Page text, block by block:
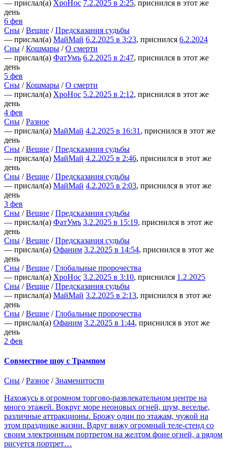
— прислал(а) ХроНос 7.2.2025 в 2:25, приснился в этот же
день
6 фев
Сны /Вещие /Предсказания судьбы
— прислал(а) МайМай 6.2.2025 в 3:23, приснился 6.2.2024
Сны /Кошмары /О смерти
— прислал(а) ФатУмъ 6.2.2025 в 2:47, приснился в этот же
день
5 фев
Сны /Кошмары /О смерти
— прислал(а) ХроНос 5.2.2025 в 2:12, приснился в этот же
день
4 фев
Сны /Разное
— прислал(а) МайМай 4.2.2025 в 16:31 , приснился в этот же
день
Сны /Вещие /Предсказания судьбы
— прислал(а) МайМай 4.2.2025 в 2:46, приснился в этот же
день
Сны /Вещие /Предсказания судьбы
— прислал(а) МайМай 4.2.2025 в 2:03, приснился в этот же
день
3 фев
Сны /Вещие /Предсказания судьбы
— прислал(а) ФатУмъ 3.2.2025 в 15:19, приснился в этот же
день
Сны /Вещие /Предсказания судьбы
— прислал(а) Офаним 3.2.2025 в 14:54, приснился в этот же
день
Сны /Вещие /Глобальные пророчества
— прислал(а) ХроНос 3.2.2025 в 3:10, приснился 1.2.2025
Сны /Вещие /Предсказания судьбы
— прислал(а) МайМай 3.2.2025 в 2:13, приснился в этот же
день
Сны /Вещие /Глобальные пророчества
— прислал(а) Офаним 3.2.2025 в 1:44, приснился в этот же
день
2 фев
Совместное шоу с Трампом
Сны /Разное /Знаменитости
Нахожусь в огромном торгово-развлекательном центре на
много этажей. Вокруг море неоновых огней, шум, веселье,
различные аттракционы. Брожу один по этажам, чужой на
этом празднике жизни. Вдруг вижу огромный теле-стенд со
своим электронным портретом на желтом фоне огней, а рядом
рисуется портрет…